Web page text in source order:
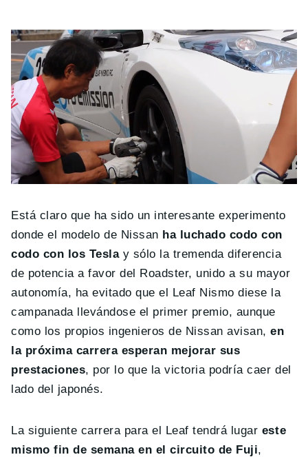
Está claro que ha sido un interesante experimento
donde el modelo de Nissan ha luchado codo con
codo con los Teslay sólo la tremenda diferencia
de potencia a favor del Roadster, unido a su mayor
autonomía, ha evitado que el Leaf Nismo diese la
campanada llevándose el primer premio, aunque
como los propios ingenieros de Nissan avisan,en
la próxima carrera esperan mejorar sus
prestaciones, por lo que la victoria podría caer del
lado del japonés.
La siguiente carrera para el Leaf tendrá lugar este
mismo fin de semana en el circuito de Fuji,